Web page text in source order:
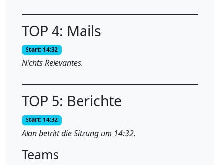
TOP 4: Mails
Start: 14:32
Nichts Relevantes.
TOP 5: Berichte
Start: 14:32
Alan betritt die Sitzung um 14:32.
Teams